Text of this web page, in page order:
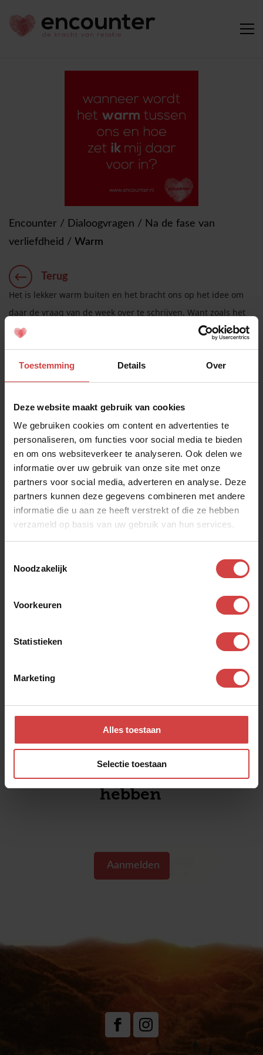
Toestemming Details Over
Deze website maakt gebruik van cookies
We gebruiken cookies om content en advertenties te
personaliseren, om functies voor social media te bieden
en om ons websiteverkeer te analyseren. Ook delen we
informatie over uw gebruik van onze site met onze
partners voor social media, adverteren en analyse. Deze
partners kunnen deze gegevens combineren met andere
informatie die u aan ze heeft verstrekt of die ze hebben
verzameld op basis van uw gebruik van hun services.
Noodzakelijk
Voorkeuren
Statistieken
Marketing
Alles toestaan
Selectie toestaan
Encounter / Dialoogvragen / Na de fase van
verliefdheid / Warm
Terug
Het is lekker warm buiten en het bracht ons op het idee om
daar de vraag van de week over te schrijven. Want zoals het
weer is, zo is het soms ook in onze relatie. Koeltjes, kil,
behaaglijk, warm en soms ook koud als we ruzie hebben
bijvoorbeeld. De warmte tussen ons, hoe ontstaat die? Gaat
het vanzelf en wacht je af of dat gebeurt, of zet je je er actief
veranderde in de loop van de tijd. Toch?
Wanneer wordt het warm tussen ons en hoe zet ik mij daar
voor in?
dialogen
Je wilt een mooi leven
hebben s
Aanmelden